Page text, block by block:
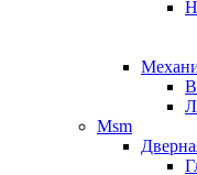
Msm